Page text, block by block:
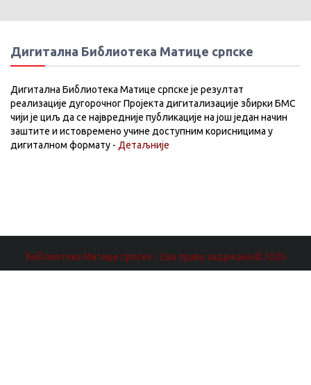
Дигитална Библиотека Матице српске
Дигитална Библиотека Матице српске је резултат
реализације дугорочног Пројекта дигитализације збирки БМС
чији је циљ да се највредније публикације на још један начин
заштите и истовремено учине доступним корисницима у
дигиталном формату - Детаљније
Библиотека Матице српске - Сва права задржана.© 2026